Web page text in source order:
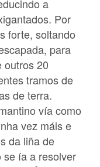
a
Por
forte, soltando
para
outros 20
tramos de
de terra.
vía como
vez máis e
da liña de
se ía a resolver